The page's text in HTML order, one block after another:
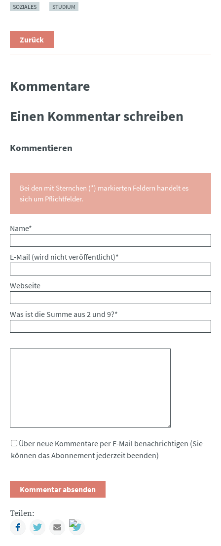
SOZIALES STUDIUM
Zurück
Kommentare
Einen Kommentar schreiben
Kommentieren
Bei den mit Sternchen (*) markierten Feldern handelt es
sich um Pflichtfelder.
Pflichtfeld
Name*
Pflichtfeld
E-Mail (wird nicht veröffentlicht)*
Webseite
Was ist die Summe aus 2 und 9?*
Über neue Kommentare per E-Mail benachrichtigen (Sie
können das Abonnement jederzeit beenden)
Teilen:
FacebookTwitterMail